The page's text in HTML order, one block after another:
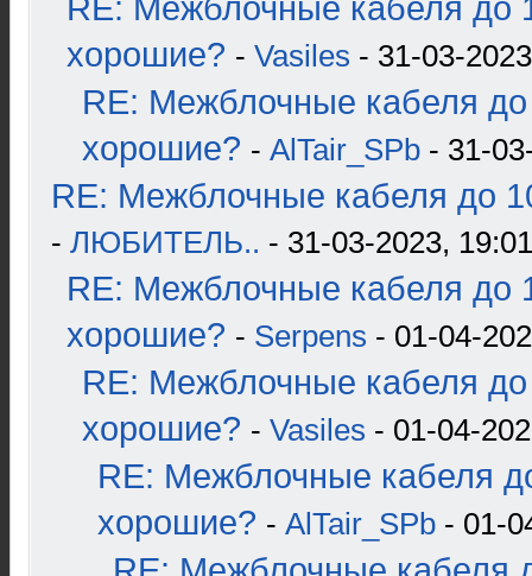
RE: Межблочные кабеля до
хорошие? - Vasiles - 31-03-
RE: Межблочные кабеля до
хорошие? - AlTair_SPb - 31-
RE: Межблочные кабеля до
- ЛЮБИТЕЛЬ.. - 31-03-2023, 19:01
RE: Межблочные кабеля до
хорошие? - Serpens - 01-04-
RE: Межблочные кабеля до
хорошие? - Vasiles - 01-04-
RE: Межблочные кабеля
хорошие? - AlTair_SPb - 01-